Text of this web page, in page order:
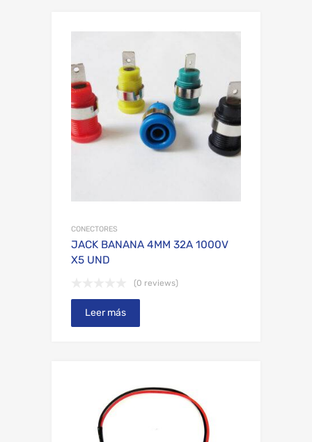
CONECTORES
JACK BANANA 4MM 32A 1000V
X5 UND
(0 reviews)
Leer más